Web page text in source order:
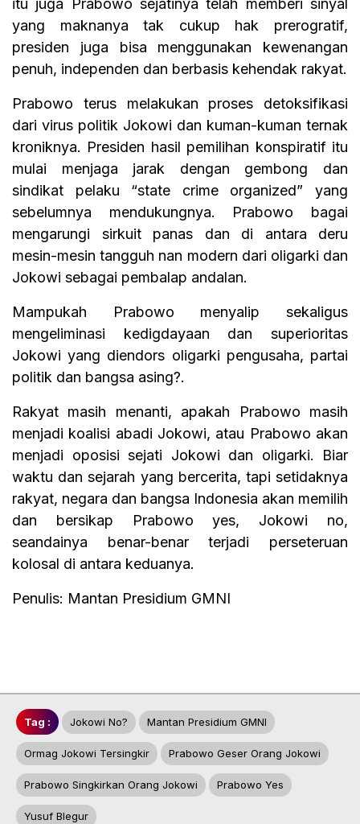
itu juga Prabowo sejatinya telah memberi sinyal
yang maknanya tak cukup hak prerogratif,
presiden juga bisa menggunakan kewenangan
penuh, independen dan berbasis kehendak rakyat.
Prabowo terus melakukan proses detoksifikasi
dari virus politik Jokowi dan kuman-kuman ternak
kroniknya. Presiden hasil pemilihan konspiratif itu
mulai menjaga jarak dengan gembong dan
sindikat pelaku “state crime organized” yang
sebelumnya mendukungnya. Prabowo bagai
mengarungi sirkuit panas dan di antara deru
mesin-mesin tangguh nan modern dari oligarki dan
Jokowi sebagai pembalap andalan.
Mampukah Prabowo menyalip sekaligus
mengeliminasi kedigdayaan dan superioritas
Jokowi yang diendors oligarki pengusaha, partai
politik dan bangsa asing?.
Rakyat masih menanti, apakah Prabowo masih
menjadi koalisi abadi Jokowi, atau Prabowo akan
menjadi oposisi sejati Jokowi dan oligarki. Biar
waktu dan sejarah yang bercerita, tapi setidaknya
rakyat, negara dan bangsa Indonesia akan memilih
dan bersikap Prabowo yes, Jokowi no,
seandainya benar-benar terjadi perseteruan
kolosal di antara keduanya.
Penulis: Mantan Presidium GMNI
Tag : Jokowi No? Mantan Presidium GMNI
Ormag Jokowi Tersingkir Prabowo Geser Orang Jokowi
Prabowo Singkirkan Orang Jokowi Prabowo Yes
Yusuf Blegur